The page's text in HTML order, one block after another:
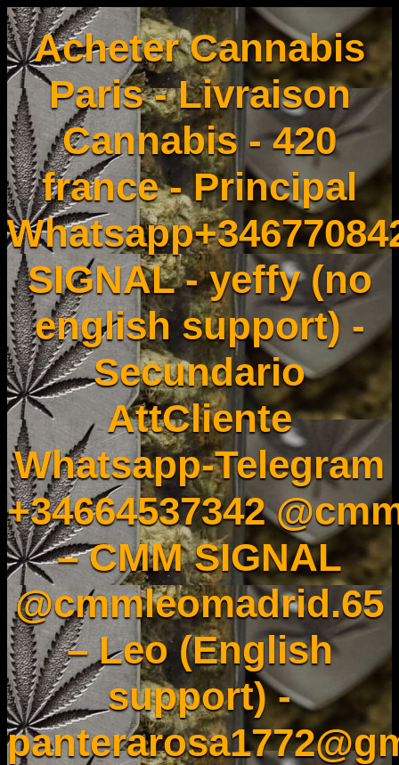
Acheter Cannabis
Paris - Livraison
Cannabis - 420
france - Principal
SIGNAL - yeffy (no
english support) -
Secundario
AttCliente
Whatsapp-Telegram
+34664537342
– CMM SIGNAL
@cmmleomadrid.65
– Leo (English
support) -